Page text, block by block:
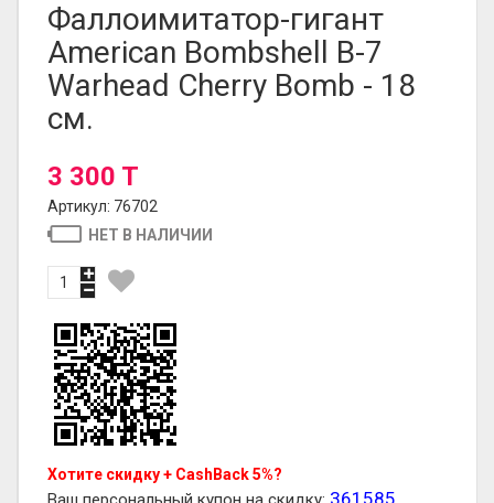
Фаллоимитатор-гигант
American Bombshell B-7
Warhead Cherry Bomb - 18
см.
3 300 T
Артикул: 76702
НЕТ В НАЛИЧИИ
Хотите скидку + CashBack 5%?
361585